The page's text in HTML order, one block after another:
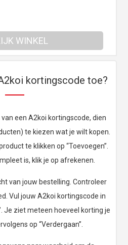
WINKEL
kortingscode toe?
een A2koi kortingscode, dien
te kiezen wat je wilt kopen.
te klikken op “Toevoegen”.
is, klik je op afrekenen.
van jouw bestelling. Controleer
Vul jouw A2koi kortingscode in
Je ziet meteen hoeveel korting je
op “Verdergaan”.